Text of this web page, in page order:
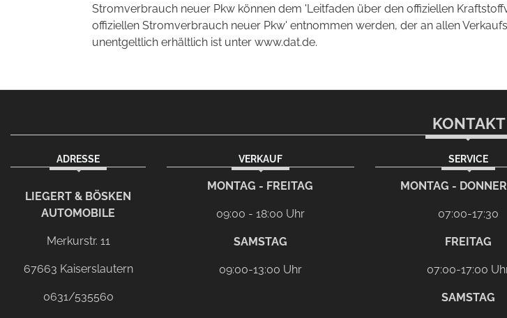
Stromverbrauch neuer Pkw können dem 'Leitfaden über den offiziellen
offiziellen Stromverbrauch neuer Pkw' entnommen werden, der an allen
unentgeltlich erhältlich ist unter www.dat.de.
KONTAKT
ADRESSE
LIEGERT & BÖSKEN
AUTOMOBILE
Merkurstr. 11
67663 Kaiserslautern
0631/535560
VERKAUF
MONTAG - FREITAG
09:00 - 18:00 Uhr
SAMSTAG
09:00-13:00 Uhr
SERVICE
MONTAG -
07:00-17:30
FREITAG
07:00-17:00
SAMSTAG
Dieser Link führt zu Ihrem eMail-Programm